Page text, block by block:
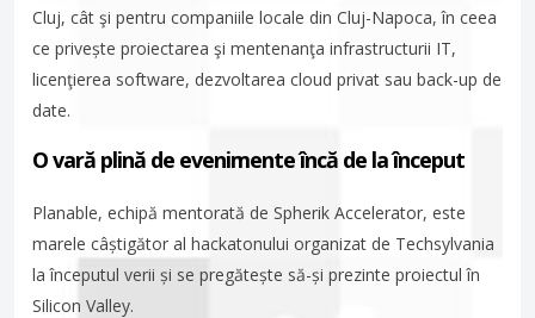
Cluj, cât şi pentru companiile locale din Cluj-Napoca, în ceea
ce privește proiectarea şi mentenanţa infrastructurii IT,
licenţierea software, dezvoltarea cloud privat sau back-up de
date.
O vară plină de evenimente încă de la început
Planable, echipă mentorată de Spherik Accelerator, este
marele câștigător al hackatonului organizat de Techsylvania
la începutul verii și se pregătește să-și prezinte proiectul în
Silicon Valley.